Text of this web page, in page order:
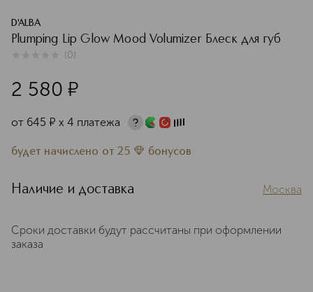
D'ALBA
Plumping Lip Glow Mood Volumizer Блеск для губ
(0)
2 580 ¤
от 645 ¤ х 4 платежа
будет начислено от 25 бонусов
Наличие и доставка Москва
Сроки доставки будут рассчитаны при оформлении
заказа